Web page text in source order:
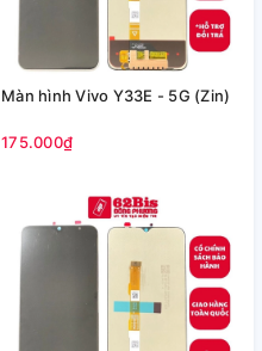
Màn hình Vivo Y33E - 5G (Zin)
175.000₫